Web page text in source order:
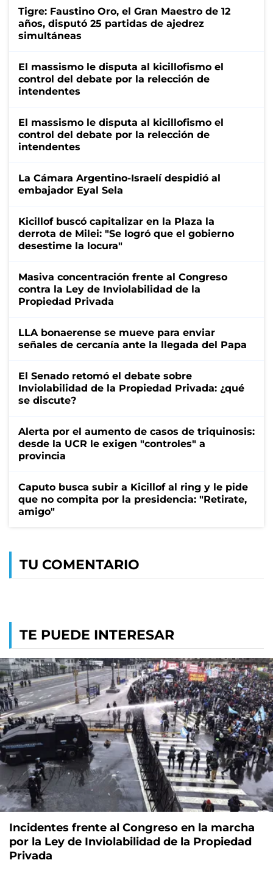
Tigre: Faustino Oro, el Gran Maestro de 12
años, disputó 25 partidas de ajedrez
simultáneas
El massismo le disputa al kicillofismo el
control del debate por la relección de
intendentes
El massismo le disputa al kicillofismo el
control del debate por la relección de
intendentes
La Cámara Argentino-Israelí despidió al
embajador Eyal Sela
Kicillof buscó capitalizar en la Plaza la
derrota de Milei: "Se logró que el gobierno
desestime la locura"
Masiva concentración frente al Congreso
contra la Ley de Inviolabilidad de la
Propiedad Privada
LLA bonaerense se mueve para enviar
señales de cercanía ante la llegada del Papa
El Senado retomó el debate sobre
Inviolabilidad de la Propiedad Privada: ¿qué
se discute?
Alerta por el aumento de casos de triquinosis:
desde la UCR le exigen "controles" a
provincia
Caputo busca subir a Kicillof al ring y le pide
que no compita por la presidencia: "Retirate,
amigo"
TU COMENTARIO
TE PUEDE INTERESAR
Incidentes frente al Congreso en la marcha
por la Ley de Inviolabilidad de la Propiedad
Privada